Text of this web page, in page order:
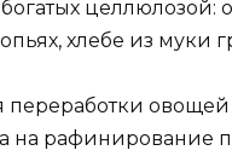
целлюлозой:
хлебе из муки
переработки
на рафинирование